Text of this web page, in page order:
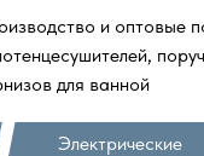
и оптовые
для ванной
Электрические